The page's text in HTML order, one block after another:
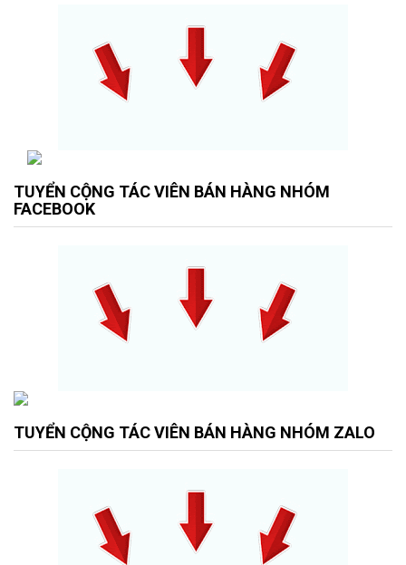
TUYỂN CỘNG TÁC VIÊN BÁN HÀNG NHÓM
FACEBOOK
TUYỂN CỘNG TÁC VIÊN BÁN HÀNG NHÓM ZALO